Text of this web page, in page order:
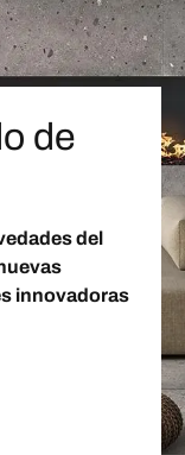
de
del
innovadoras